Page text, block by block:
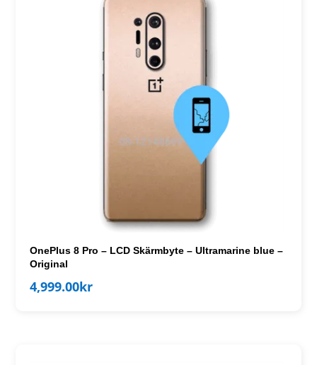
OnePlus 8 Pro – LCD Skärmbyte – Ultramarine blue –
Original
4,999.00kr